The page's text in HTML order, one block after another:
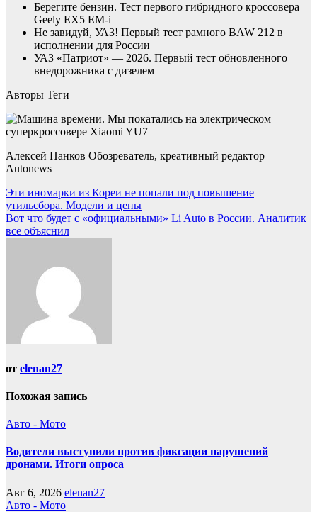
Берегите бензин. Тест первого гибридного кроссовера
Geely EX5 EM-i
Не завидуй, УАЗ! Первый тест рамного BAW 212 в
исполнении для России
УАЗ «Патриот» — 2026. Первый тест обновленного
внедорожника с дизелем
Авторы Теги
Алексей Панков Обозреватель, креативный редактор
Autonews
Навигация
по
записям
Эти иномарки из Кореи не попали под повышение
утильсбора. Модели и цены
Вот что будет с «официальными» Li Auto в России. Аналитик
все объяснил
от elenan27
Похожая запись
Авто - Мото
Водители выступили против фиксации нарушений
дронами. Итоги опроса
Авг 6, 2026 elenan27
Авто - Мото